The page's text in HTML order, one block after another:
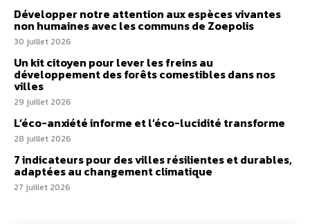
Développer notre attention aux espèces vivantes
non humaines avec les communs de Zoepolis
30 juillet 2026
Un kit citoyen pour lever les freins au
développement des forêts comestibles dans nos
villes
29 juillet 2026
L’éco-anxiété informe et l’éco-lucidité transforme
28 juillet 2026
7 indicateurs pour des villes résilientes et durables,
adaptées au changement climatique
27 juillet 2026